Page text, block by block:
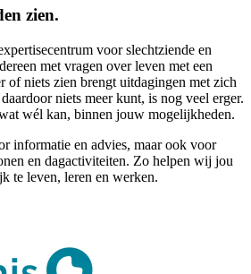
zien.
voor slechtziende en
met vragen over leven met een
of niets zien brengt uitdagingen met zich
niets meer kunt, is nog veel erger.
wél kan, binnen jouw mogelijkheden.
informatie en advies, maar ook voor
en dagactiviteiten. Zo helpen wij jou
te leven, leren en werken.